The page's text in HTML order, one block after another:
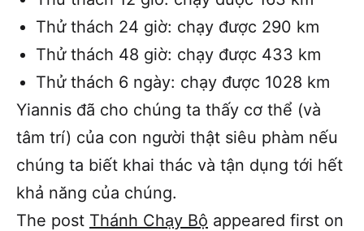
Thử thách 24 giờ: chạy được 290 km
Thử thách 48 giờ: chạy được 433 km
Thử thách 6 ngày: chạy được 1028 km
Yiannis đã cho chúng ta thấy cơ thể (và
tâm trí) của con người thật siêu phàm nếu
chúng ta biết khai thác và tận dụng tới hết
khả năng của chúng.
The post Thánh Chạy Bộ appeared first on